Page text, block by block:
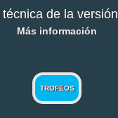
técnica de la versión
Más información
TROFEOS